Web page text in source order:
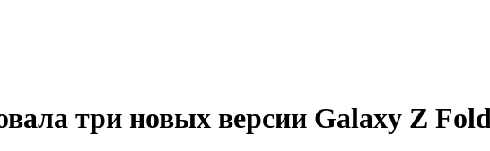
три новых версии Galaxy Z